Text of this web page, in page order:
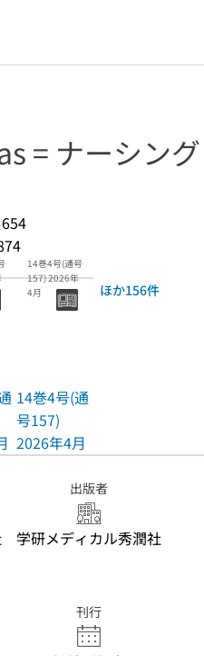
= ナーシン
14巻4号(通号
157) 2026年
4月
14巻4号(通
号157)
2026年4月
ほか156件
出版者
学研メディカル秀潤社
刊行